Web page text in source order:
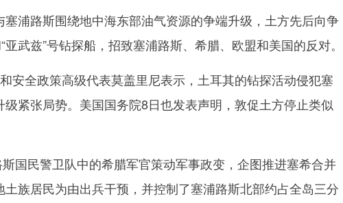
浦路斯围绕地中海东部油气资源的争端升级，土方先后向争
亚武兹”号钻探船，招致塞浦路斯、希腊、欧盟和美国的反对。
全政策高级代表莫盖里尼表示，土耳其的钻探活动侵犯塞
紧张局势。美国国务院8日也发表声明，敦促土方停止类似
民警卫队中的希腊军官策动军事政变，企图推进塞希合并
族居民为由出兵干预，并控制了塞浦路斯北部约占全岛三分